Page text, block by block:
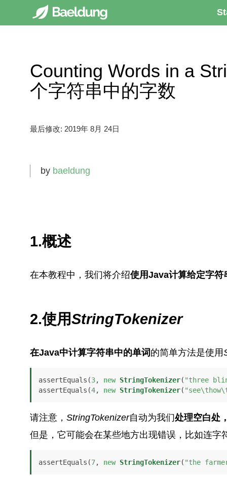
Counting Words in a
个字符串中的字数
最后修改: 2019年 8月 24日
by baeldung
1.概述
在本教程中，我们将介绍使用Java计算给定字符
2.使用StringTokenizer
在Java中计算字符串中的单词 的简单方法是使用
assertEquals(3, new StringTokenizer( "three
assertEquals(4, new StringTokenizer(
请注意， StringTokenizer自动为我们处理空白处
但是，它可能会在某些地方出现错误，比如连字
assertEquals(7, new StringTokenizer( "the